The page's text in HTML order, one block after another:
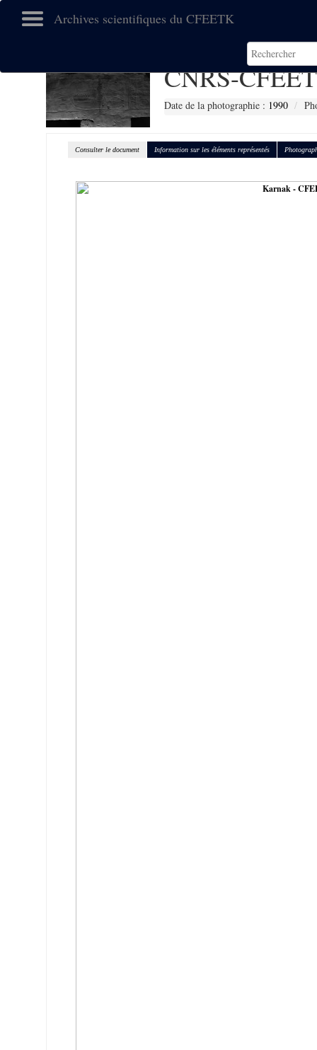
Archives scientifiques du CFEETK
CNRS-
Date de la photographie : 1990
Consulter le document Information sur les éléments représentés